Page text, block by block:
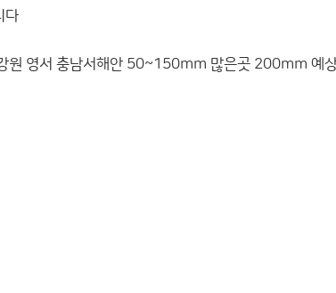
다
원 영서 충남서해안 50~150mm 많은곳 200mm 예